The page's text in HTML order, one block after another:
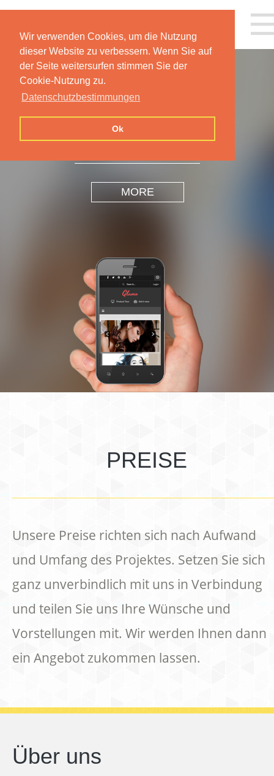
Wir verwenden Cookies, um die Nutzung
dieser Website zu verbessern. Wenn Sie auf
der Seite weitersurfen stimmen Sie der
Cookie-Nutzung zu.
Datenschutzbestimmungen
Ok
INSPIRATION
DESIGN
MORE
PREISE
Unsere Preise richten sich nach Aufwand
und Umfang des Projektes. Setzen Sie sich
ganz unverbindlich mit uns in Verbindung
und teilen Sie uns Ihre Wünsche und
Vorstellungen mit. Wir werden Ihnen dann
ein Angebot zukommen lassen.
Über uns